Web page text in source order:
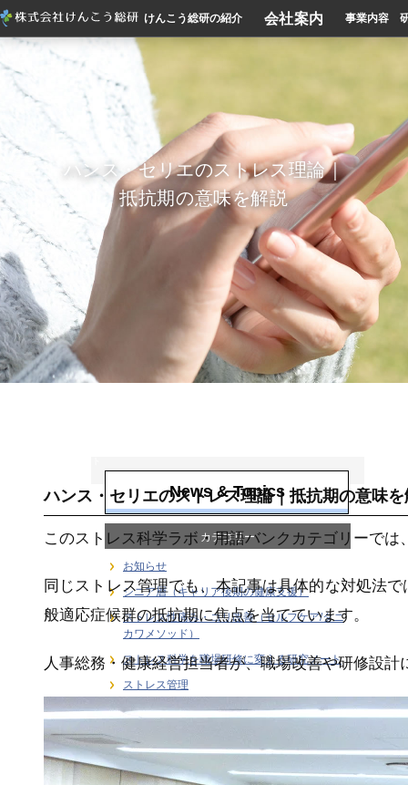
けんこう総研の紹介 会社案内 事業内容
ハンス・セリエのストレス理論｜
抵抗期の意味を解説
ハンス・セリエのストレス理論｜抵抗期の意味を
このストレス科学ラボ・用語バンクカテゴリーで
同じストレス管理でも、本記事は具体的な対処法
般適応症候群の抵抗期に焦点を当てています。
人事総務・健康経営担当者が、職場改善や研修設
News & Topics
カテゴリー
お知らせ
シニア層（キャリア後期の健康支援）
ストレス性痛み・コリ改善（セルフケア/タニ
カワメソッド）
ストレス科学を職場研修に変える研究ノート
ストレス管理
ストレス計測・行動変容｜健康経営のKPI設計
デスクワーカーの健康支援
メディア